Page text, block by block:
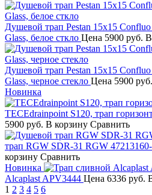
Душевой трап Pestan 15х15
Glass, белое сткло Цена 5900 руб. В
Душевой трап Pestan 15х15
Glass, черное стекло Цена 5900 руб.
Новинка
TECEdrainpoint S120, трап
5900 руб. В корзину Сравнить
трап RGW SDR-31 RGW 47213160-
корзину Сравнить
Новинка
Alcaplast APV3444 Цена 6336 руб.
1 2 3 4 5 6